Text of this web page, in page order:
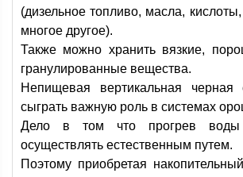
(дизельное топливо, масла,
многое другое).
Также можно хранить вязкие,
гранулированные вещества.
Непищевая вертикальная черная
сыграть важную роль в системах
Дело в том что прогрев воды
осуществлять естественным путем.
Поэтому приобретая